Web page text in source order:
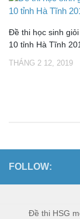
Đề thi học sinh
10 tỉnh Hà Tĩnh
THÁNG 2 12, 2019
FOLLOW:
Đề thi HSG